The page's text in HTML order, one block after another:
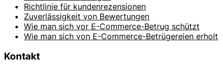
Richtlinie für kundenrezensionen
Zuverlässigkeit von Bewertungen
Wie man sich vor E-Commerce-Betrug schützt
Wie man sich von E-Commerce-Betrügereien erholt
Kontakt